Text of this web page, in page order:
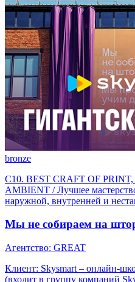
bronze
C10. BEST CRAFT OF
AMBIENT / Лучшее
наружной, внутренней и
Мы не собираем на
Агентство: GREAT
Клиент: Skysmart – онлайн-
(входит в группу компаний